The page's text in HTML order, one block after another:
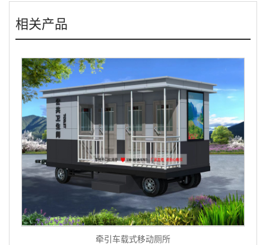
相关产品
牵引车载式移动厕所